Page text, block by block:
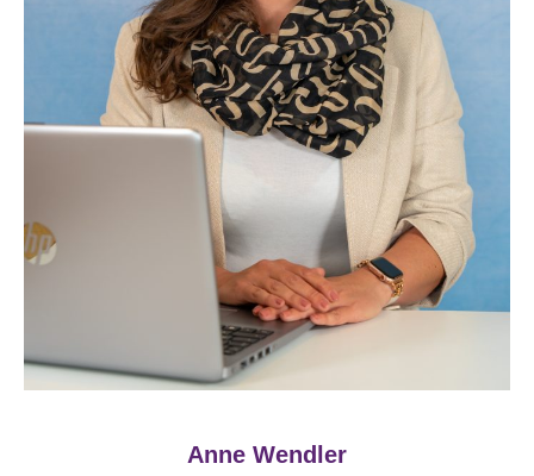
Anne Wendler